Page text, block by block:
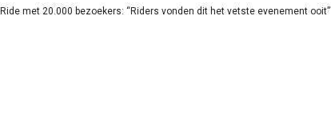
met 20.000 bezoekers: “Riders vonden dit het vetste evenement ooit”